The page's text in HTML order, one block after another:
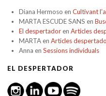
Diana Hermoso en Cultivant
MARTA ESCUDE SANS en
El despertadoren Articles
MARTAen Articles
Anna en Sessions individuals
EL DESPERTADOR